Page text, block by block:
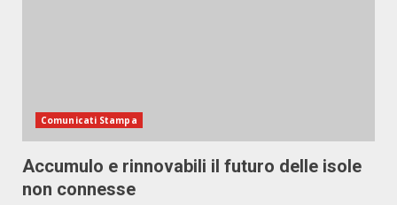
Comunicati Stampa
Accumulo e rinnovabili il futuro delle isole
non connesse